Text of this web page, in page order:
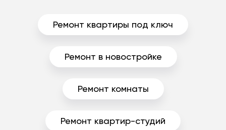
Ремонт квартиры под ключ
Ремонт в новостройке
Ремонт комнаты
Ремонт квартир-студий